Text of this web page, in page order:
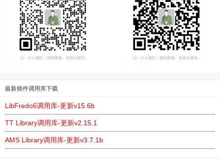
最新插件调用库下载
LibFredo6调用库-更新v15.6b
TT Library调用库-更新v2.15.1
AMS Library调用库-更新v3.7.1b